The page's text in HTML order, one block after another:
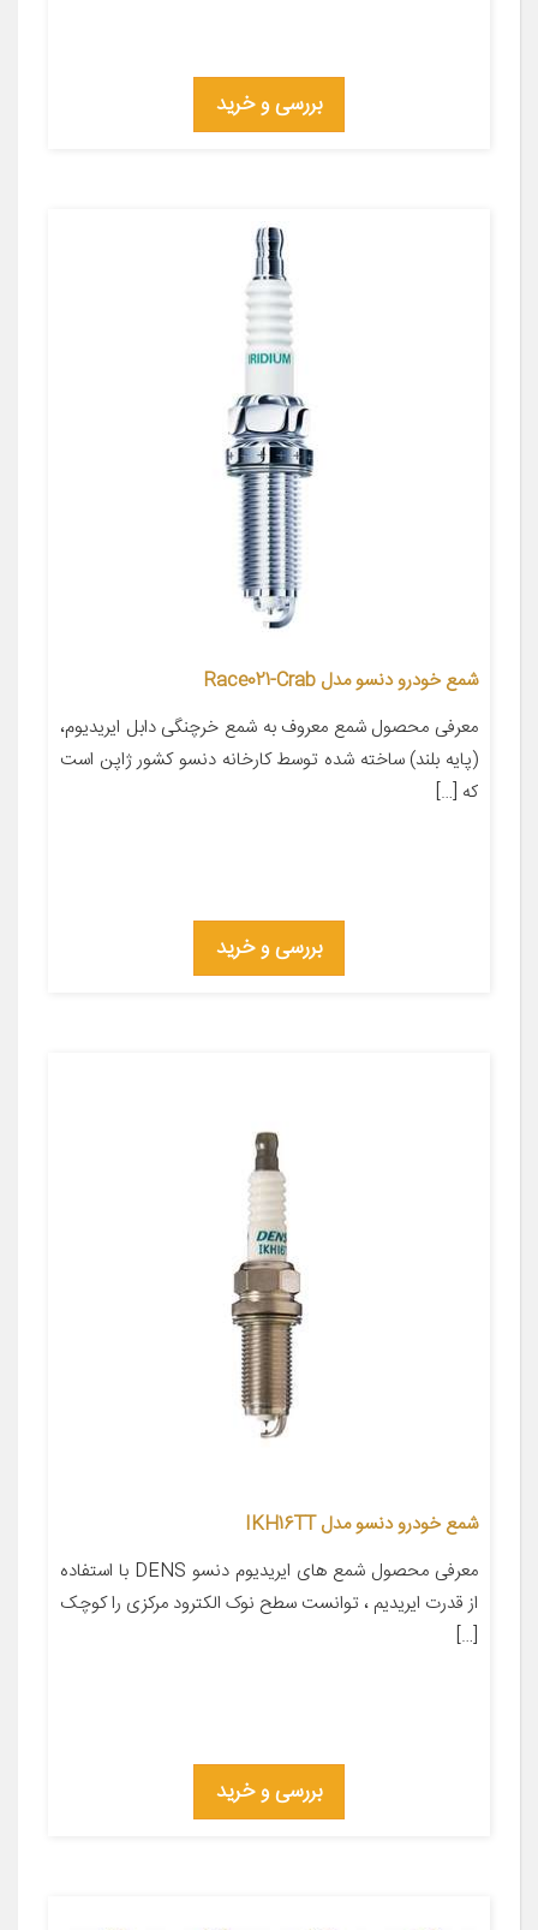
بررسی و خرید
شمع خودرو دنسو مدل Race021-Crab
معرفی محصول شمع معروف به شمع خرچنگی دابل ایریدیوم،
(پایه بلند) ساخته شده توسط کارخانه دنسو کشور ژاپن است
که […]
بررسی و خرید
شمع خودرو دنسو مدل IKH16TT
معرفی محصول شمع های ایریدیوم دنسو DENS با استفاده
از قدرت ایریدیم ، توانست سطح نوک الکترود مرکزی را کوچک
[…]
بررسی و خرید